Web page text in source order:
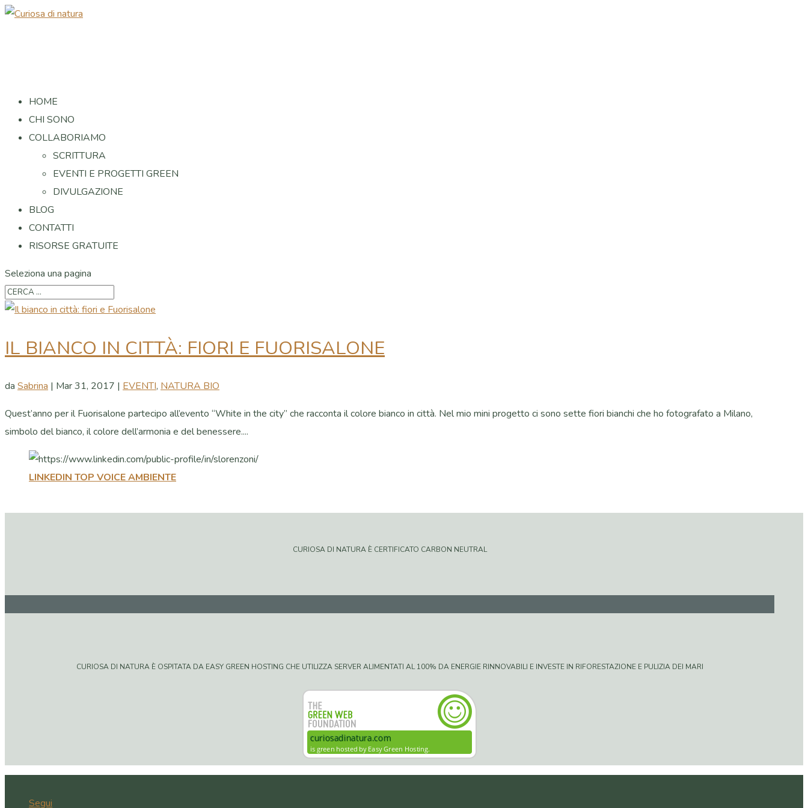
HOME
CHI SONO
COLLABORIAMO
SCRITTURA
EVENTI E PROGETTI GREEN
DIVULGAZIONE
BLOG
CONTATTI
RISORSE GRATUITE
Seleziona una pagina
IL BIANCO IN CITTÀ: FIORI E FUORISALONE
da Sabrina | Mar 31, 2017 | EVENTI, NATURA BIO
Quest’anno per il Fuorisalone partecipo all’evento “White in the city” che racconta il colore bianco in città. Nel mio mini progetto ci sono sette fiori bianchi che ho fotografato a Milano,
simbolo del bianco, il colore dell’armonia e del benessere....
LINKEDIN TOP VOICE AMBIENTE
CURIOSA DI NATURA È CERTIFICATO CARBON NEUTRAL
CURIOSA DI NATURA È OSPITATA DA EASY GREEN HOSTING CHE UTILIZZA SERVER ALIMENTATI AL 100% DA ENERGIE RINNOVABILI E INVESTE IN RIFORESTAZIONE E PULIZIA DEI MARI
Segui